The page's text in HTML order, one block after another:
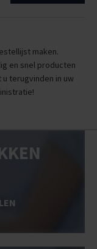
maken.
en snel producten
terugvinden in uw